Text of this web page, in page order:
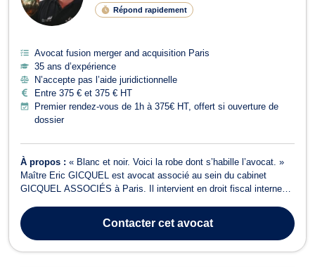
Répond rapidement
Avocat fusion merger and acquisition Paris
35 ans d’expérience
N’accepte pas l’aide juridictionnelle
Entre 375 € et 375 € HT
Premier rendez-vous de 1h à 375€ HT, offert si ouverture de
dossier
À propos : « Blanc et noir. Voici la robe dont s’habille l’avocat. »
Maître Eric GICQUEL est avocat associé au sein du cabinet
GICQUEL ASSOCIÉS à Paris. Il intervient en droit fiscal interne
douanier, en droit des affaires, en droit du patrimoine ainsi qu’en
droit ...
Contactercet avocat